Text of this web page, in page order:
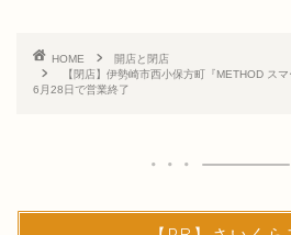
HOME
開店と閉店
【閉店】伊勢崎市西小保方町『METHOD ス
6月28日で営業終了